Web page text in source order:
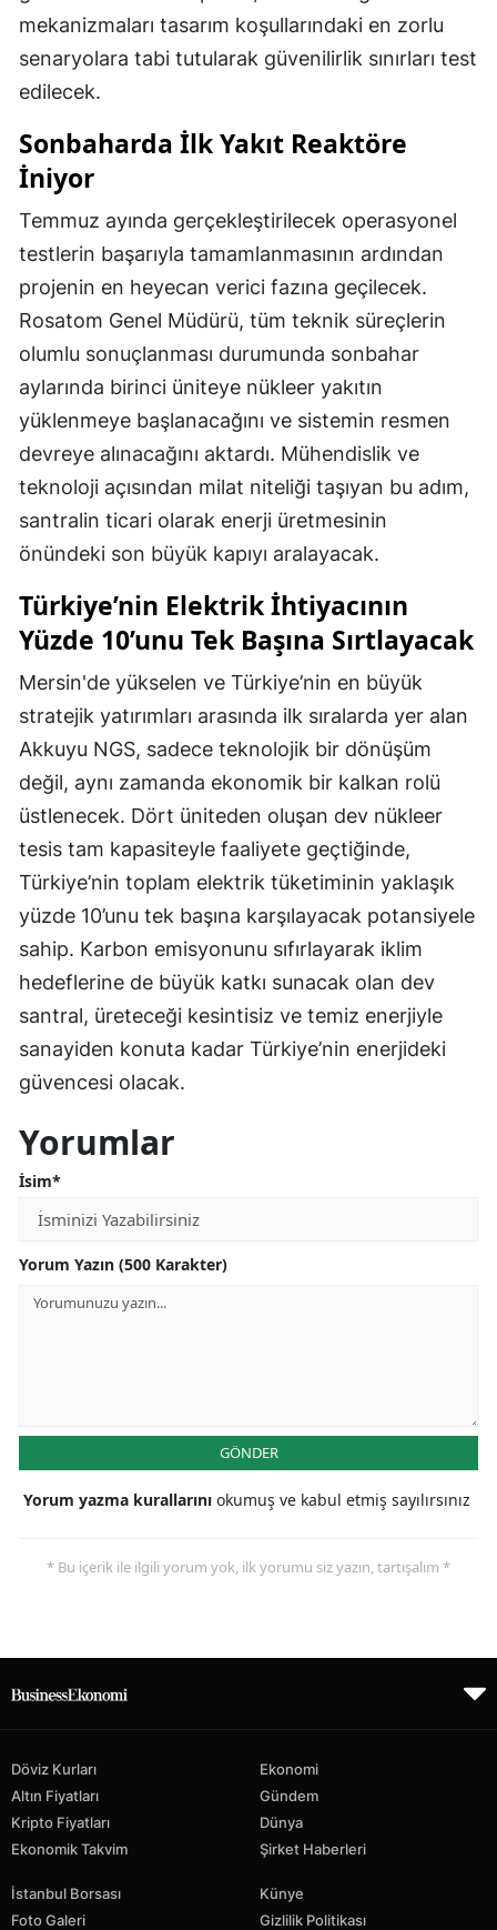
mekanizmaları tasarım koşullarındaki en zorlu
senaryolara tabi tutularak güvenilirlik sınırları test
edilecek.
Sonbaharda İlk Yakıt Reaktöre
İniyor
Temmuz ayında gerçekleştirilecek operasyonel
testlerin başarıyla tamamlanmasının ardından
projenin en heyecan verici fazına geçilecek.
Rosatom Genel Müdürü, tüm teknik süreçlerin
olumlu sonuçlanması durumunda sonbahar
aylarında birinci üniteye nükleer yakıtın
yüklenmeye başlanacağını ve sistemin resmen
devreye alınacağını aktardı. Mühendislik ve
teknoloji açısından milat niteliği taşıyan bu adım,
santralin ticari olarak enerji üretmesinin
önündeki son büyük kapıyı aralayacak.
Türkiye’nin Elektrik İhtiyacının
Yüzde 10’unu Tek Başına Sırtlayacak
Mersin'de yükselen ve Türkiye’nin en büyük
stratejik yatırımları arasında ilk sıralarda yer alan
Akkuyu NGS, sadece teknolojik bir dönüşüm
değil, aynı zamanda ekonomik bir kalkan rolü
üstlenecek. Dört üniteden oluşan dev nükleer
tesis tam kapasiteyle faaliyete geçtiğinde,
Türkiye’nin toplam elektrik tüketiminin yaklaşık
yüzde 10’unu tek başına karşılayacak potansiyele
sahip. Karbon emisyonunu sıfırlayarak iklim
hedeflerine de büyük katkı sunacak olan dev
santral, üreteceği kesintisiz ve temiz enerjiyle
sanayiden konuta kadar Türkiye’nin enerjideki
güvencesi olacak.
Yorumlar
İsim*
Yorum Yazın (500 Karakter)
GÖNDER
Yorum yazma kurallarını okumuş ve kabul etmiş sayılırsınız
* Bu içerik ile ilgili yorum yok, ilk yorumu siz yazın, tartışalım *
Döviz Kurları
Altın Fiyatları
Kripto Fiyatları
Ekonomik Takvim
Ekonomi
Gündem
Dünya
Şirket Haberleri
İstanbul Borsası
Foto Galeri
Künye
Gizlilik Politikası